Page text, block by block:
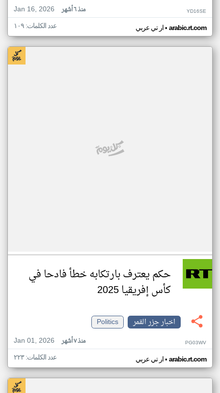
Jan 16, 2026
منذ ٦ أشهر YD16SE
ار تي عربي• arabic.rt.com عدد الكلمات: ١٠٩
حكم يعترف بارتكابه خطأ فادحا في
كأس إفريقيا 2025
اخبار جزر القمر
Politics
Jan 01, 2026
منذ ٧ أشهر PG03WV
ار تي عربي• arabic.rt.com عدد الكلمات: ٢٢٣